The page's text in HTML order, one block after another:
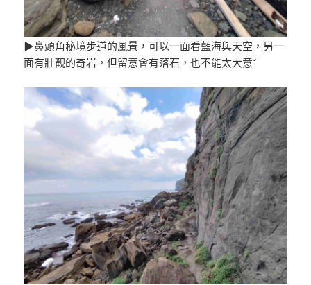
▶鼻頭角秘境步道的風景，可以一面看藍海與天空，另一
面有壯觀的奇岩，但留意會有落石，也不能太大意ˇ